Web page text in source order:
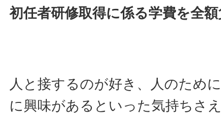
初任者研修取得に係る学費を全
人と接するのが好き、人のため
に興味があるといった気持ちさ